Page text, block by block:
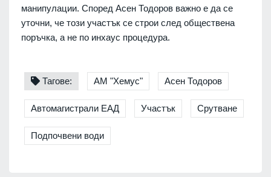
манипулации. Според Асен Тодоров важно е да се
уточни, че този участък се строи след обществена
поръчка, а не по инхаус процедура.
Тагове: АМ "Хемус" Асен Тодоров
Автомагистрали ЕАД Участък Срутване
Подпочвени води